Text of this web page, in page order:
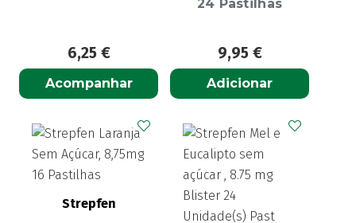
6,25 €
Acompanhar
24 Pastilhas
9,95 €
Adicionar
Strepfen